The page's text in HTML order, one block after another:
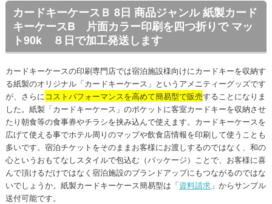
カードキーケースＢ 8日 商品ジャンル 紙製カード
キーケースB 片面カラー印刷を四つ折りで マッ
ト90k ８日で加工発送します
カードキーケースの印刷専門店では宿泊施設様向けにカードキーを収納す
る紙製のオリジナル「カードキーケース」というアメニティーグッズです
が、さらに コストパフォーマンスを高めて簡易型で販売することになりま
した。紙製「カードキーケース」のポケットに客室カードキーを収納させ
たり朝食等の食事券やチラシを挟み込んで使えます。カードキーケースを
広げて使える事でホテル周りのマップや飲食店情報を印刷して使うことも
多いです。宿泊チケットをそのままお客様にお渡しするのではなく、和の
心というおもてなしスタイルで包込む（パッケージ）ことで、お客様に喜
んで頂けるだけではなく宿泊施設のブランドアップにもつながるのではな
いでしょうか。紙製カードキーケース簡易型は「資料請求」からサンプル
送付可能です。